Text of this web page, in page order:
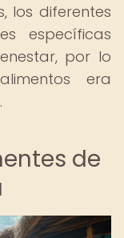
los diferentes
específicas
por lo
era
de